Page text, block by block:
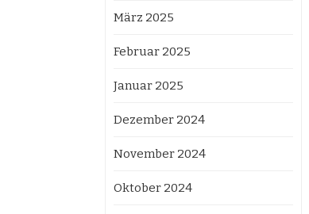
März 2025
Februar 2025
Januar 2025
Dezember 2024
November 2024
Oktober 2024